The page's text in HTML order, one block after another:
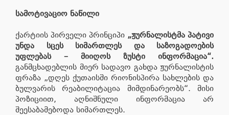
სამოტივაციო ნაწილი
ქარტიის პირველი პრინციპი „ჟურნალისტმა პატივი
უნდა სცეს სიმართლეს და საზოგადოების
უფლებას – მიიღოს ზუსტი ინფორმაცია“.
განმცხადებლის მიერ სადავო გახდა ჟურნალისტის
ფრაზა „დღეს ქუთაისში რიონისპირა სახლების და
ბულვარის რეაბილიტაცია მიმდინარეობს“. მისი
პოზიციით, აღნიშნული ინფორმაცია არ
შეესაბამებოდა სიმართლეს.